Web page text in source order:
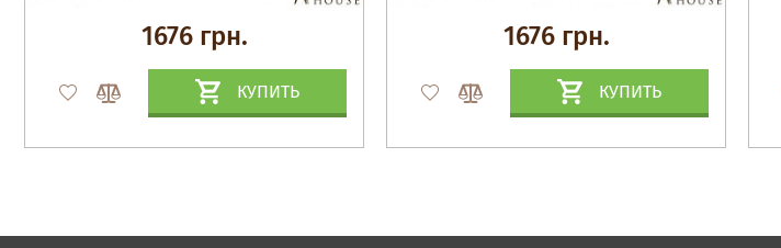
1676 грн.
КУПИТЬ
1676 грн.
КУПИТЬ